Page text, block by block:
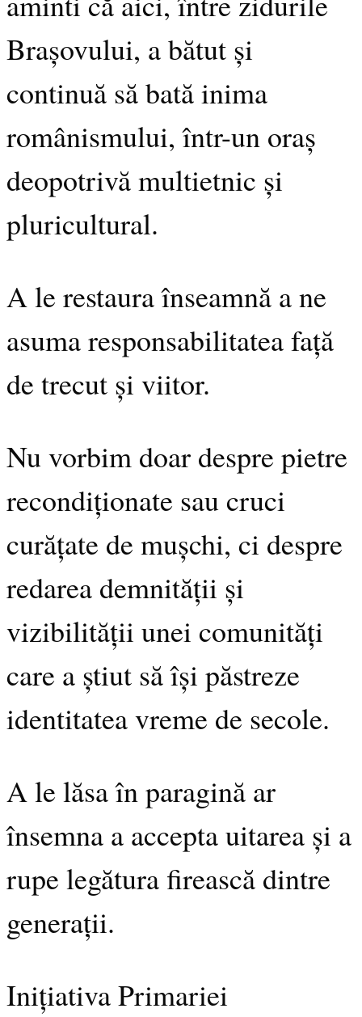
Brașovului, a bătut și
continuă să bată inima
românismului, într-un oraș
deopotrivă multietnic și
pluricultural.
A le restaura înseamnă a ne
asuma responsabilitatea față
de trecut și viitor.
Nu vorbim doar despre pietre
recondiționate sau cruci
curățate de mușchi, ci despre
redarea demnității și
vizibilității unei comunități
care a știut să își păstreze
identitatea vreme de secole.
A le lăsa în paragină ar
însemna a accepta uitarea și a
rupe legătura firească dintre
generații.
Inițiativa Primariei